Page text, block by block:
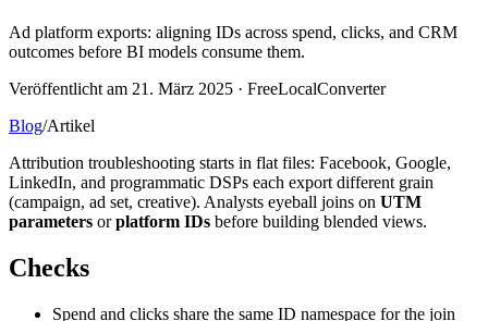
Ad platform exports: aligning IDs across spend, clicks, and CRM
outcomes before BI models consume them.
Veröffentlicht am 21. März 2025 · FreeLocalConverter
Blog/Artikel
Attribution troubleshooting starts in flat files: Facebook, Google,
LinkedIn, and programmatic DSPs each export different grain
(campaign, ad set, creative). Analysts eyeball joins on UTM
parameters orplatform IDs before building blended views.
Checks
Spend and clicks share the same ID namespace for the join